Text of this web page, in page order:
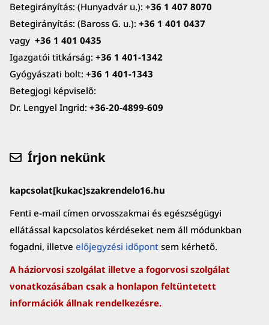
Betegirányítás: (Hunyadvár u.): +36 1 407 8070
Betegirányítás: (Baross G. u.): +36 1 401 0437
vagy +36 1 401 0435
Igazgatói titkárság: +36 1 401-1342
Gyógyászati bolt: +36 1 401-1343
Betegjogi képviselő:
Dr. Lengyel Ingrid: +36-20-4899-609
Írjon nekünk
kapcsolat[kukac]szakrendelo16.hu
Fenti e-mail címen orvosszakmai és egészségügyi
ellátással kapcsolatos kérdéseket nem áll módunkban
fogadni, illetve előjegyzési időpontsem kérhető.
A háziorvosi szolgálat illetve a fogorvosi szolgálat
vonatkozásában csak a honlapon feltüntetett
információk állnak rendelkezésre.